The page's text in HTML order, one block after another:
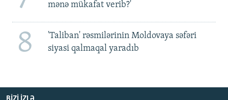
mənə mükafat verib?'
8
'Taliban' rəsmilərinin Moldovaya səfəri
siyasi qalmaqal yaradıb